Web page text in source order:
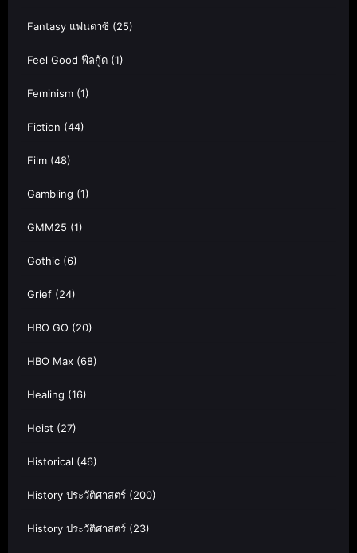
Fantasy แฟนตาซี (25)
Feel Good ฟีลกู้ด (1)
Feminism (1)
Fiction (44)
Film (48)
Gambling (1)
GMM25 (1)
Gothic (6)
Grief (24)
HBO GO (20)
HBO Max (68)
Healing (16)
Heist (27)
Historical (46)
History ประวัติศาสตร์ (200)
History ประวัติศาสตร์ (23)